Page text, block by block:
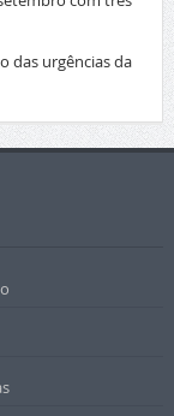
das urgências da